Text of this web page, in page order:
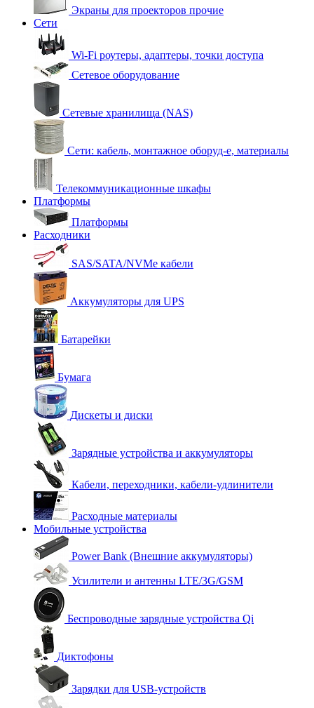
Экраны для проекторов прочие
Сети
Wi-Fi роутеры, адаптеры, точки доступа
Сетевое оборудование
Сетевые хранилища (NAS)
Сети: кабель, монтажное оборуд-е, материалы
Телекоммуникационные шкафы
Платформы
Платформы
Расходники
SAS/SATA/NVMe кабели
Аккумуляторы для UPS
Батарейки
Бумага
Дискеты и диски
Зарядные устройства и аккумуляторы
Кабели, переходники, кабели-удлинители
Расходные материалы
Мобильные устройства
Power Bank (Внешние аккумуляторы)
Усилители и антенны LTE/3G/GSM
Беспроводные зарядные устройства Qi
Диктофоны
Зарядки для USB-устройств